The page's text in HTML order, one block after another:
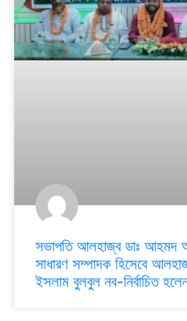
সভাপতি আলহাজ্ব ডাঃ আহমদ
সাধারণ সম্পাদক হিসেবে
ইসলাম বুলবুল নব-নির্বাচিত